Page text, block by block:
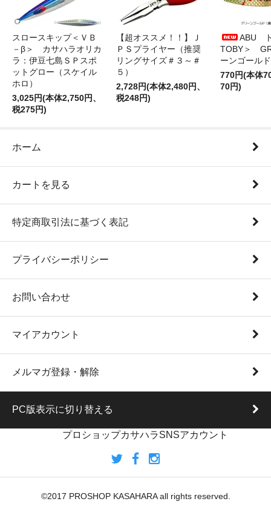
スロースキップ＜ＶＢ
－β＞ カサハラオリカ
ラ：伊豆七島ＳＰスポ
ットグロー（スケイル
ホロ）
3,025円(本体2,750円、
税275円)
【超オススメ！！】Ｊ
ＰＳプライヤー（推奨
リングサイズ＃３～＃
５）
2,728円(本体2,480円、
税248円)
ABU
TOBY＞
ーンゴールド
770円(本体
70円)
ホーム
カートを見る
特定商取引法に基づく表記
プライバシーポリシー
お問い合わせ
マイアカウント
メルマガ登録・解除
PC版表示に切り替える
プロショップカサハラSNSアカウント
©2017 PROSHOP KASAHARA all rights reserved.